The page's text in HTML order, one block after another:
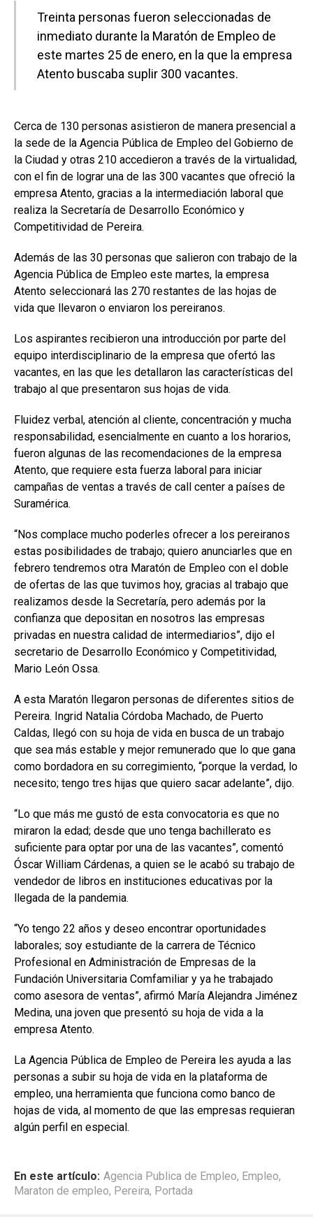
Treinta personas fueron seleccionadas de
inmediato durante la Maratón de Empleo de
este martes 25 de enero, en la que la empresa
Atento buscaba suplir 300 vacantes.
Cerca de 130 personas asistieron de manera presencial a
la sede de la Agencia Pública de Empleo del Gobierno de
la Ciudad y otras 210 accedieron a través de la virtualidad,
con el fin de lograr una de las 300 vacantes que ofreció la
empresa Atento, gracias a la intermediación laboral que
realiza la Secretaría de Desarrollo Económico y
Competitividad de Pereira.
Además de las 30 personas que salieron con trabajo de la
Agencia Pública de Empleo este martes, la empresa
Atento seleccionará las 270 restantes de las hojas de
vida que llevaron o enviaron los pereiranos.
Los aspirantes recibieron una introducción por parte del
equipo interdisciplinario de la empresa que ofertó las
vacantes, en las que les detallaron las características del
trabajo al que presentaron sus hojas de vida.
Fluidez verbal, atención al cliente, concentración y mucha
responsabilidad, esencialmente en cuanto a los horarios,
fueron algunas de las recomendaciones de la empresa
Atento, que requiere esta fuerza laboral para iniciar
campañas de ventas a través de call center a países de
Suramérica.
“Nos complace mucho poderles ofrecer a los pereiranos
estas posibilidades de trabajo; quiero anunciarles que en
febrero tendremos otra Maratón de Empleo con el doble
de ofertas de las que tuvimos hoy, gracias al trabajo que
realizamos desde la Secretaría, pero además por la
confianza que depositan en nosotros las empresas
privadas en nuestra calidad de intermediarios”, dijo el
secretario de Desarrollo Económico y Competitividad,
Mario León Ossa.
A esta Maratón llegaron personas de diferentes sitios de
Pereira. Ingrid Natalia Córdoba Machado, de Puerto
Caldas, llegó con su hoja de vida en busca de un trabajo
que sea más estable y mejor remunerado que lo que gana
como bordadora en su corregimiento, “porque la verdad, lo
necesito; tengo tres hijas que quiero sacar adelante”, dijo.
“Lo que más me gustó de esta convocatoria es que no
miraron la edad; desde que uno tenga bachillerato es
suficiente para optar por una de las vacantes”, comentó
Óscar William Cárdenas, a quien se le acabó su trabajo de
vendedor de libros en instituciones educativas por la
llegada de la pandemia.
“Yo tengo 22 años y deseo encontrar oportunidades
laborales; soy estudiante de la carrera de Técnico
Profesional en Administración de Empresas de la
Fundación Universitaria Comfamiliar y ya he trabajado
como asesora de ventas”, afirmó María Alejandra Jiménez
Medina, una joven que presentó su hoja de vida a la
empresa Atento.
La Agencia Pública de Empleo de Pereira les ayuda a las
personas a subir su hoja de vida en la plataforma de
empleo, una herramienta que funciona como banco de
hojas de vida, al momento de que las empresas requieran
algún perfil en especial.
En este artículo: Agencia Publica de Empleo, Empleo,
Maraton de empleo, Pereira, Portada